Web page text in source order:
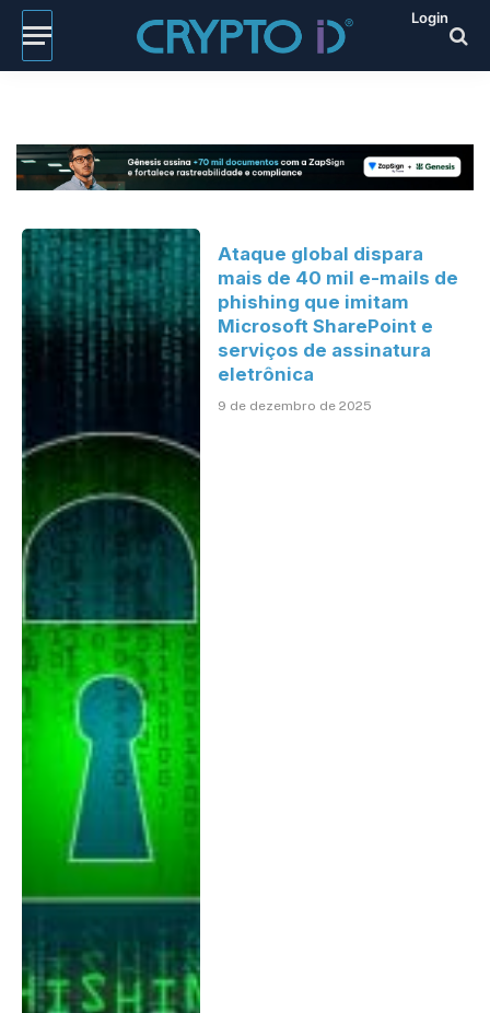
Login
Ataque global dispara
mais de 40 mil e-mails de
phishing que imitam
Microsoft SharePoint e
serviços de assinatura
eletrônica
9 de dezembro de 2025